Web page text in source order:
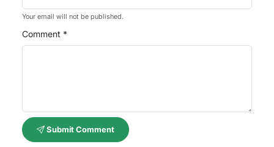
Your email will not be published.
Comment *
Submit Comment